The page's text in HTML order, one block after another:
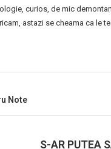
curios, de mic
astazi se cheama ca le
Note
S-AR PUTEA